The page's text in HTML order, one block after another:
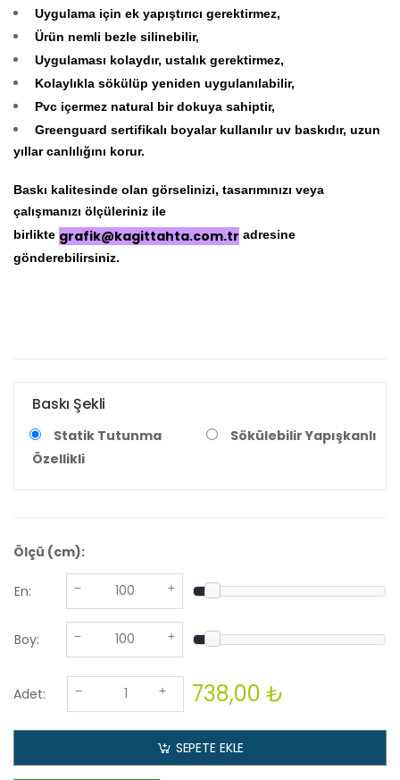
Uygulama için ek yapıştırıcı gerektirmez,
Ürün nemli bezle silinebilir,
Uygulaması kolaydır, ustalık gerektirmez,
Kolaylıkla sökülüp yeniden uygulanılabilir,
Pvc içermez natural bir dokuya sahiptir,
Greenguard sertifikalı boyalar kullanılır uv baskıdır, uzun
yıllar canlılığını korur.
Baskı kalitesinde olan görselinizi, tasarımınızı veya
çalışmanızı ölçüleriniz ile
birlikte grafik@kagittahta.com.tr adresine
gönderebilirsiniz.
Baskı Şekli
Statik Tutunma
Özellikli
Sökülebilir Yapışkanlı
Ölçü (cm):
En:
Boy:
Adet: 738,00 ₺
SEPETE EKLE